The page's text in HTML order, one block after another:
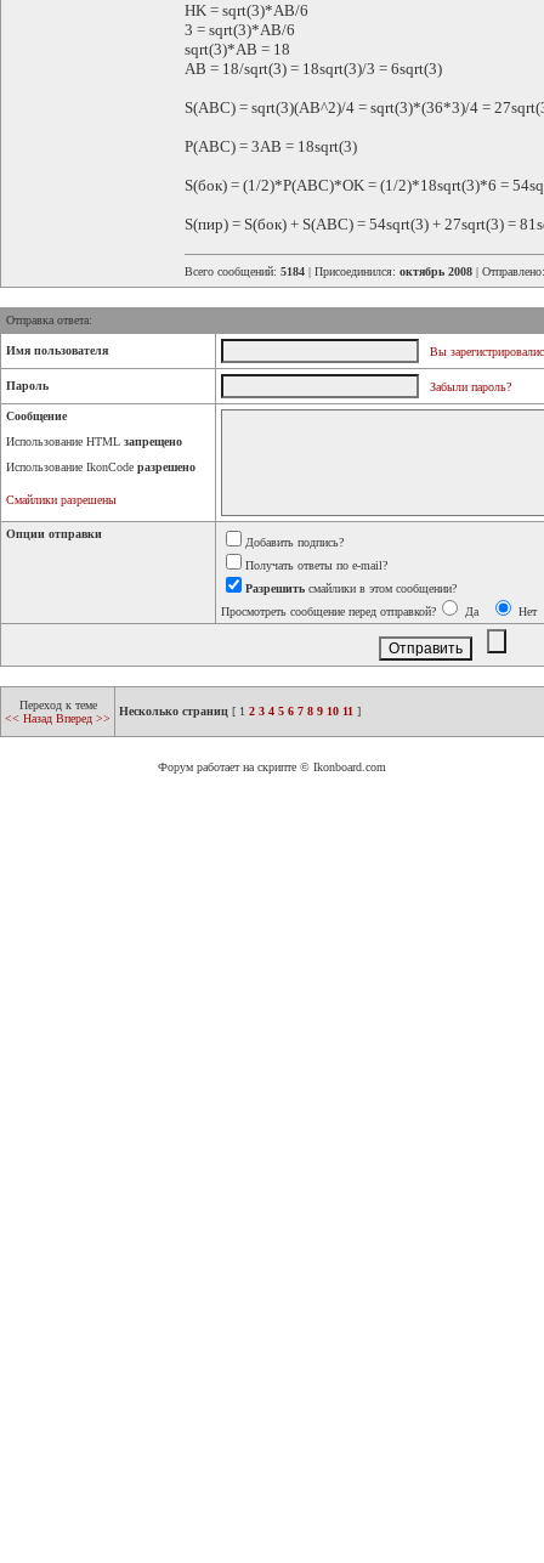
HK = sqrt(3)*AB/6
3 = sqrt(3)*AB/6
sqrt(3)*AB = 18
AB = 18/sqrt(3) = 18sqrt(3)/3 = 6sqrt(3)
S(ABC) = sqrt(3)(AB^2)/4 = sqrt(3)*(36*3)/4 =
P(ABC) = 3AB = 18sqrt(3)
S(бок) = (1/2)*P(ABC)*OK = (1/2)*18sqrt(3)*6 =
S(пир) = S(бок) + S(ABC) = 54sqrt(3) + 27sqrt(3) =
Всего сообщений: 5184 | Присоединился: октябрь 2008 |
Отправка ответа:
Имя пользователя Вы
Пароль Забыли пароль?
Сообщение
Использование HTML запрещено
Использование IkonCode разрешено
Смайлики разрешены
Опции отправки
Добавить подпись?
Получать ответы по e-mail?
Разрешить смайлики в этом сообщении?
Просмотреть сообщение перед отправкой?
Да Нет
Переход к теме
<< Назад Вперед >>
Несколько страниц [ 1 2 3 4 5 6 7 8 9 10 11 ]
Форум работает на скрипте © Ikonboard.com